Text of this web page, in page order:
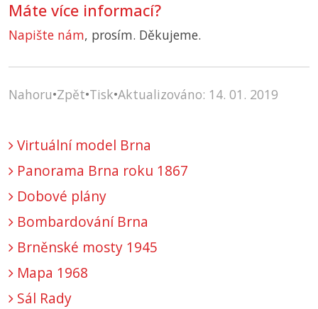
Máte více informací?
Napište nám, prosím. Děkujeme.
Nahoru•Zpět•Tisk•Aktualizováno: 14. 01. 2019
Virtuální model Brna
Panorama Brna roku 1867
Dobové plány
Bombardování Brna
Brněnské mosty 1945
Mapa 1968
Sál Rady